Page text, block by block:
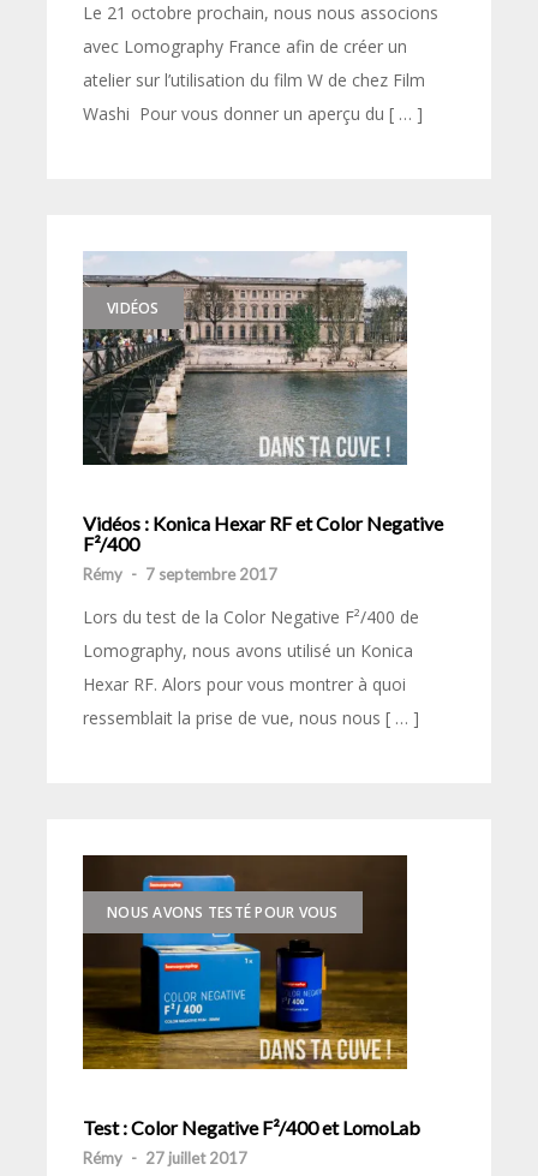
Le 21 octobre prochain, nous nous associons
avec Lomography France afin de créer un
atelier sur l’utilisation du film W de chez Film
Washi Pour vous donner un aperçu du [ … ]
VIDÉOS
Vidéos : Konica Hexar RF et Color Negative
F²/400
Rémy - 7 septembre 2017
Lors du test de la Color Negative F²/400 de
Lomography, nous avons utilisé un Konica
Hexar RF. Alors pour vous montrer à quoi
ressemblait la prise de vue, nous nous [ … ]
NOUS AVONS TESTÉ POUR VOUS
Test : Color Negative F²/400 et LomoLab
Rémy - 27 juillet 2017